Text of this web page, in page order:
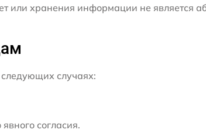
или хранения информации не является
случаях:
согласия.